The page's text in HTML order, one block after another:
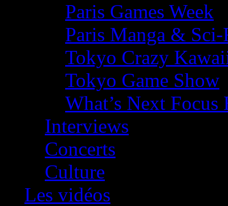
Paris Games Week
Paris Manga &
Tokyo Crazy
Tokyo Game Show
What’s Next
Interviews
Concerts
Culture
Les vidéos